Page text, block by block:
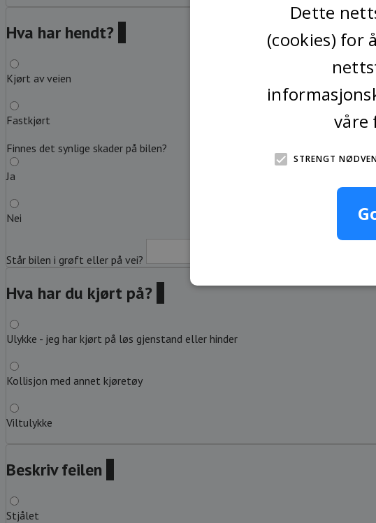
Hva har hendt?
Kjørt av veien
Fastkjørt
Finnes det synlige skader på bilen?
Ja
Nei
Står bilen i grøft eller på vei?
Hva har du kjørt på?
Ulykke - jeg har kjørt på løs gjenstand eller hinder
Kollisjon med annet kjøretøy
Viltulykke
Beskriv feilen
Stjålet
Dette
(cookies) for
våre
STRENGT